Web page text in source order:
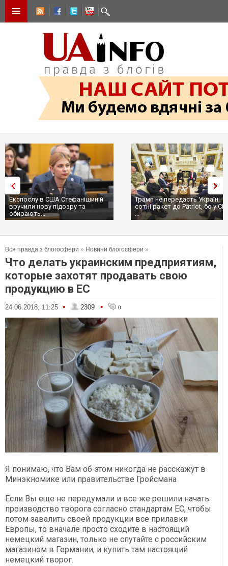
Експослу в США Стефанішиній
вручили нову підозру та
обирають...
Трамп не передасть Україні
сотні ракет до Patriot, бо у
...
Вся правда з блогосфери » Новини блогосфери »
Что делать украинским предприятиям,
которые захотят продавать свою
продукцию в ЕС
24.06.2018, 11:25 • 2309 • 0
Я понимаю, что Вам об этом никогда не расскажут в
Минэкномике или правительстве Гройсмана
Если Вы еще не передумали и все же решили начать
производство творога согласно стандартам ЕС, чтобы
потом завалить своей продукции все прилавки
Европы, то вначале просто сходите в настоящий
немецкий магазин, только не спутайте с российским
магазином в Германии, и купить там настоящий
немецкий творог.